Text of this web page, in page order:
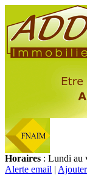
Horaires : Lundi au
Alerte email |